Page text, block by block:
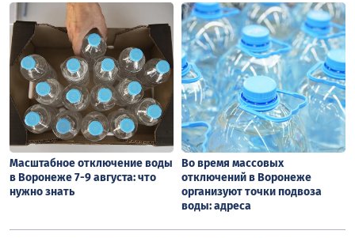
Масштабное отключение воды
в Воронеже 7-9 августа: что
нужно знать
Во время массовых
отключений в Воронеже
организуют точки подвоза
воды: адреса